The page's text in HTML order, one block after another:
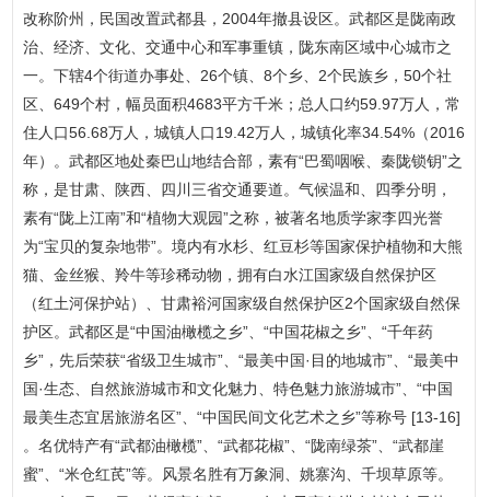
改称阶州，民国改置武都县，2004年撤县设区。武都区是陇南政
治、经济、文化、交通中心和军事重镇，陇东南区域中心城市之
一。下辖4个街道办事处、26个镇、8个乡、2个民族乡，50个社
区、649个村，幅员面积4683平方千米；总人口约59.97万人，常
住人口56.68万人，城镇人口19.42万人，城镇化率34.54%（2016
年）。武都区地处秦巴山地结合部，素有“巴蜀咽喉、秦陇锁钥”之
称，是甘肃、陕西、四川三省交通要道。气候温和、四季分明，
素有“陇上江南”和“植物大观园”之称，被著名地质学家李四光誉
为“宝贝的复杂地带”。境内有水杉、红豆杉等国家保护植物和大熊
猫、金丝猴、羚牛等珍稀动物，拥有白水江国家级自然保护区
（红土河保护站）、甘肃裕河国家级自然保护区2个国家级自然保
护区。武都区是“中国油橄榄之乡”、“中国花椒之乡”、“千年药
乡”，先后荣获“省级卫生城市”、“最美中国·目的地城市”、“最美中
国·生态、自然旅游城市和文化魅力、特色魅力旅游城市”、“中国
最美生态宜居旅游名区”、“中国民间文化艺术之乡”等称号 [13-16]
。名优特产有“武都油橄榄”、“武都花椒”、“陇南绿茶”、“武都崖
蜜”、“米仓红芪”等。风景名胜有万象洞、姚寨沟、千坝草原等。